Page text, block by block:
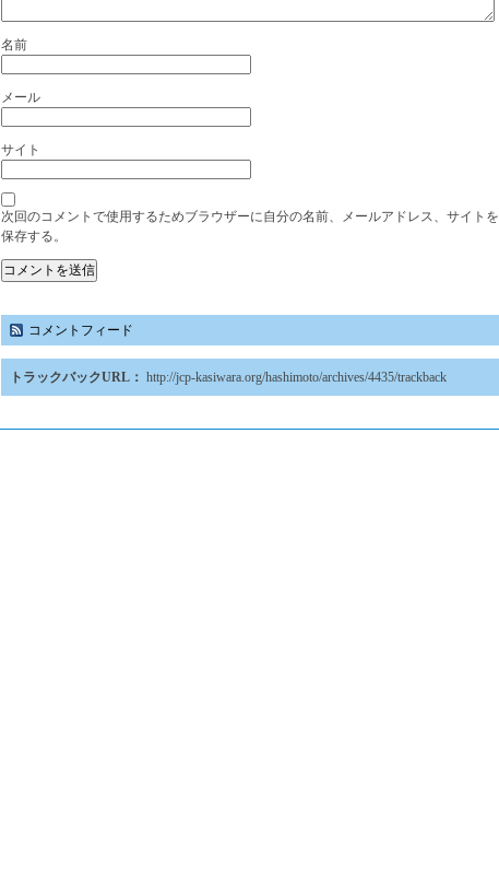
名前
メール
サイト
次回のコメントで使用するためブラウザーに自分の名前、メールアドレス、サイトを
保存する。
コメントフィード
トラックバックURL： http://jcp-kasiwara.org/hashimoto/archives/4435/trackback